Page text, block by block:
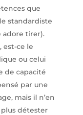
que
standardiste
adore tirer).
est-ce le
ou celui
de capacité
par une
mais il n’en
plus détester